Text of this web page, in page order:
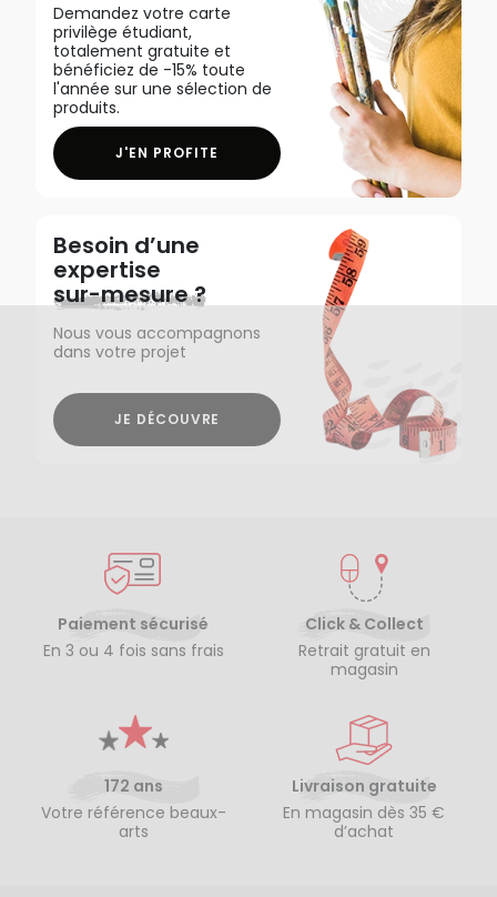
Demandez votre carte
privilège étudiant,
totalement gratuite et
bénéficiez de -15% toute
l'année sur une sélection de
produits.
J'EN PROFITE
Besoin d’une
expertise
sur-mesure ?
Nous vous accompagnons
dans votre projet
JE DÉCOUVRE
Paiement sécurisé
En 3 ou 4 fois sans frais
Click & Collect
Retrait gratuit en
magasin
172 ans
Votre référence beaux-
arts
Livraison gratuite
En magasin dès 35 €
d’achat